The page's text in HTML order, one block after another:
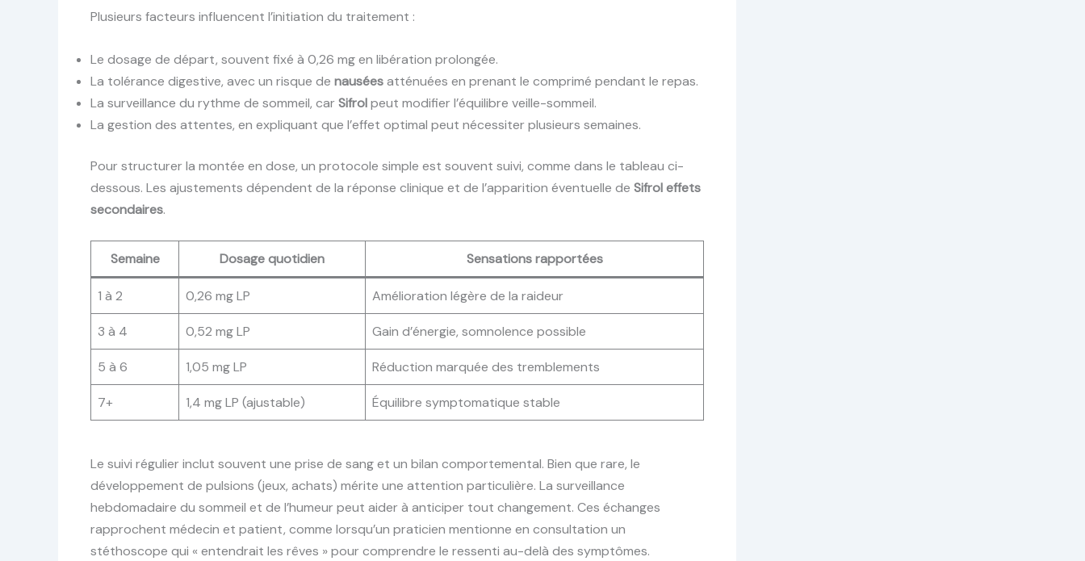
Plusieurs facteurs influencent l’initiation du traitement :
Le dosage de départ, souvent fixé à 0,26 mg en libération prolongée.
La tolérance digestive, avec un risque de nauséesatténuées en prenant le comprimé pendant le repas.
La surveillance du rythme de sommeil, carSifrolpeut modifier l’équilibre veille-sommeil.
La gestion des attentes, en expliquant que l’effet optimal peut nécessiter plusieurs semaines.
Pour structurer la montée en dose, un protocole simple est souvent suivi, comme dans le tableau ci-
dessous. Les ajustements dépendent de la réponse clinique et de l’apparition éventuelle de Sifrol effets
secondaires.
Semaine Dosage quotidien Sensations rapportées
1 à 2 0,26 mg LP Amélioration légère de la raideur
3 à 4 0,52 mg LP Gain d’énergie, somnolence possible
5 à 6 1,05 mg LP Réduction marquée des tremblements
7+ 1,4 mg LP (ajustable) Équilibre symptomatique stable
Le suivi régulier inclut souvent une prise de sang et un bilan comportemental. Bien que rare, le
développement de pulsions (jeux, achats) mérite une attention particulière. La surveillance
hebdomadaire du sommeil et de l’humeur peut aider à anticiper tout changement. Ces échanges
rapprochent médecin et patient, comme lorsqu’un praticien mentionne en consultation un
stéthoscope qui « entendrait les rêves » pour comprendre le ressenti au-delà des symptômes.